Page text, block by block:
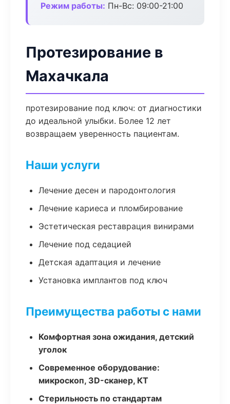
Режим работы: Пн-Вс: 09:00-21:00
Протезирование в
Махачкала
протезирование под ключ: от диагностики
до идеальной улыбки. Более 12 лет
возвращаем уверенность пациентам.
Наши услуги
Лечение десен и пародонтология
Лечение кариеса и пломбирование
Эстетическая реставрация винирами
Лечение под седацией
Детская адаптация и лечение
Установка имплантов под ключ
Преимущества работы с нами
Комфортная зона ожидания, детский
уголок
Современное оборудование:
микроскоп, 3D-сканер, КТ
Стерильность по стандартам